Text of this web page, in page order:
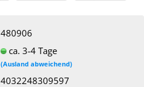
480906
ca. 3-4 Tage
(Ausland abweichend)
4032248309597